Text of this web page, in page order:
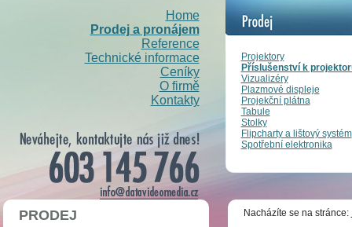
Home
Prodej a pronájem
Reference
Technické informace
Ceníky
O firmě
Kontakty
Projektory
Příslušenství k
Vizualizéry
Plazmové displeje
Projekční plátna
Tabule
Stolky
Flipcharty a lištový systém
Spotřební elektronika
PRODEJ Nacházíte se na stránce: